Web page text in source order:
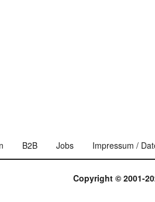
B2B Jobs Impressum /
Copyright © 2001-